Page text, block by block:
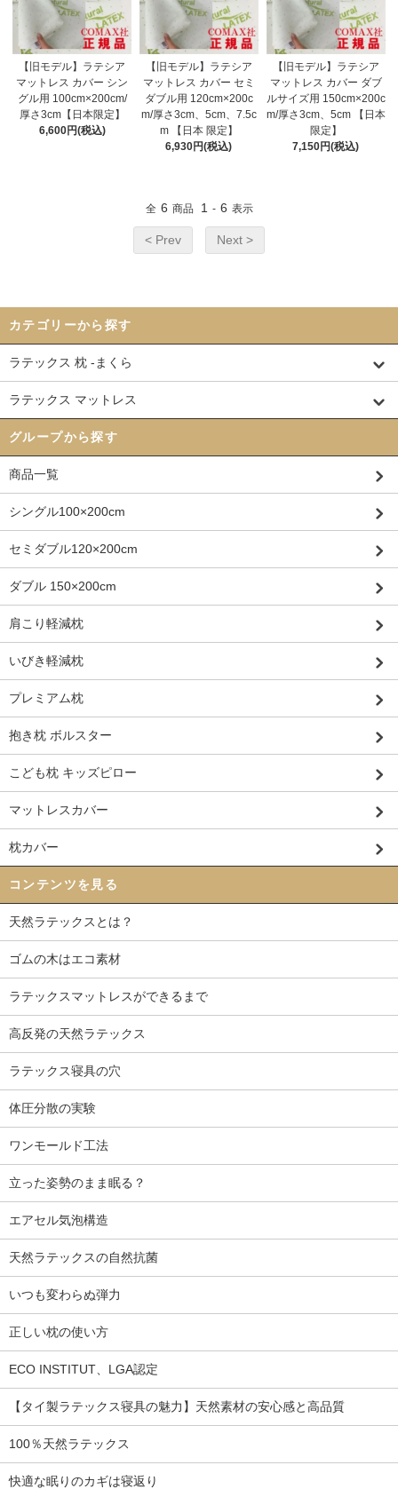
【旧モデル】ラテシア
マットレス カバー シン
グル用 100cm×200cm/
厚さ3cm【日本限定】
6,600円(税込)
【旧モデル】ラテシア
マットレス カバー セミ
ダブル用 120cm×200c
m/厚さ3cm、5cm、7.5c
m 【日本 限定】
6,930円(税込)
【旧モデル】ラテシア
マットレス カバー ダブ
ルサイズ用 150cm×200c
m/厚さ3cm、5cm 【日本
限定】
7,150円(税込)
全 6 商品 1 - 6 表示
< Prev Next >
カテゴリーから探す
ラテックス 枕 -まくら
ラテックス マットレス
グループから探す
商品一覧
シングル100×200cm
セミダブル120×200cm
ダブル 150×200cm
肩こり軽減枕
いびき軽減枕
プレミアム枕
抱き枕 ボルスター
こども枕 キッズピロー
マットレスカバー
枕カバー
コンテンツを見る
天然ラテックスとは？
ゴムの木はエコ素材
ラテックスマットレスができるまで
高反発の天然ラテックス
ラテックス寝具の穴
体圧分散の実験
ワンモールド工法
立った姿勢のまま眠る？
エアセル気泡構造
天然ラテックスの自然抗菌
いつも変わらぬ弾力
正しい枕の使い方
ECO INSTITUT、LGA認定
【タイ製ラテックス寝具の魅力】天然素材の安心感と高品質
100％天然ラテックス
快適な眠りのカギは寝返り